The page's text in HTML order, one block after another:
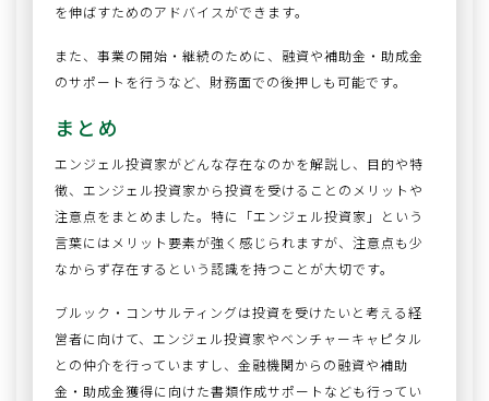
を伸ばすためのアドバイスができます。
また、事業の開始・継続のために、融資や補助金・助成金
のサポートを行うなど、財務面での後押しも可能です。
まとめ
エンジェル投資家がどんな存在なのかを解説し、目的や特
徴、エンジェル投資家から投資を受けることのメリットや
注意点をまとめました。特に「エンジェル投資家」という
言葉にはメリット要素が強く感じられますが、注意点も少
なからず存在するという認識を持つことが大切です。
ブルック・コンサルティングは投資を受けたいと考える経
営者に向けて、エンジェル投資家やベンチャーキャピタル
との仲介を行っていますし、金融機関からの融資や補助
金・助成金獲得に向けた書類作成サポートなども行ってい